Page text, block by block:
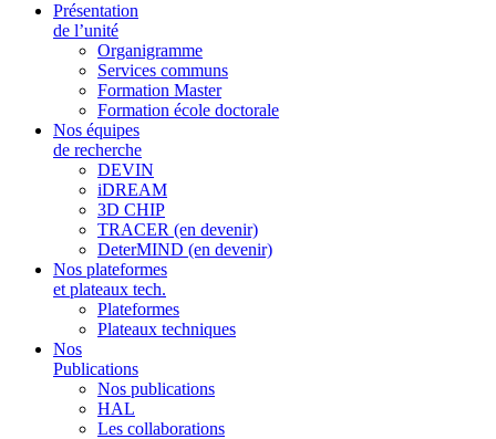
Présentation
de l’unité
Organigramme
Services communs
Formation Master
Formation école doctorale
Nos équipes
de recherche
DEVIN
iDREAM
3D CHIP
TRACER (en devenir)
DeterMIND (en devenir)
Nos plateformes
et plateaux tech.
Plateformes
Plateaux techniques
Nos
Publications
Nos publications
HAL
Les collaborations